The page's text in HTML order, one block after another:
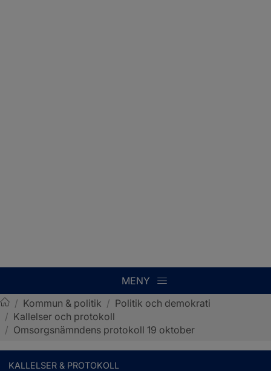
MENY
Sotenäs kommun
/ Kommun & politik / Politik och demokrati
/ Kallelser och protokoll
/ Omsorgsnämndens protokoll 19 oktober
KALLELSER & PROTOKOLL